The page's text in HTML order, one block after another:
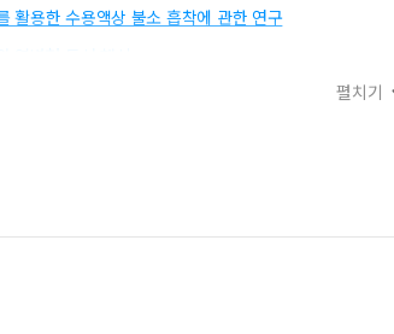
활용한 수용액상 불소 흡착에 관한 연구
펼치기